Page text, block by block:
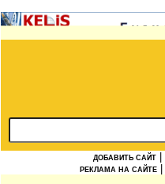
ДОБАВИТЬ САЙТ
РЕКЛАМА НА САЙТЕ